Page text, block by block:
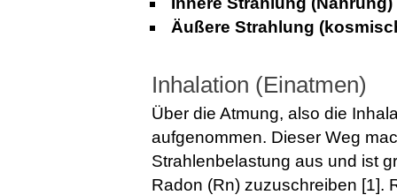
Äußere Strahlung
Inhalation (Einatmen)
Über die Atmung, also die
aufgenommen. Dieser Weg
Strahlenbelastung aus und ist
Radon (Rn) zuzuschreiben [1].